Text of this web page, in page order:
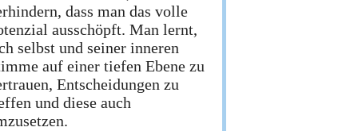
dass man das volle
ausschöpft. Man lernt,
selbst und seiner inneren
auf einer tiefen Ebene zu
Entscheidungen zu
und diese auch